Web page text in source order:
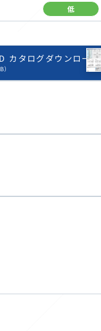
低
カタログダウンロード